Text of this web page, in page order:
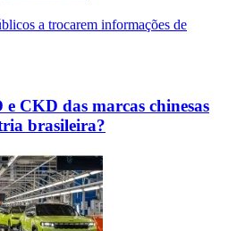
a trocarem informações de
CKD das marcas chinesas
brasileira?